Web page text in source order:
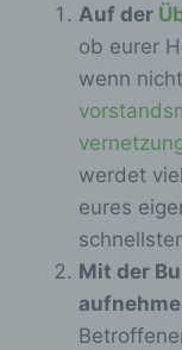
Auf der
ob eurer
wenn
werdet
eures
Mit der